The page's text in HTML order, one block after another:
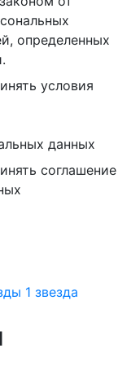
определенных
условия
данных
соглашение
1 звезда